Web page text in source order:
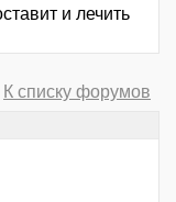
и лечить
К списку форумов